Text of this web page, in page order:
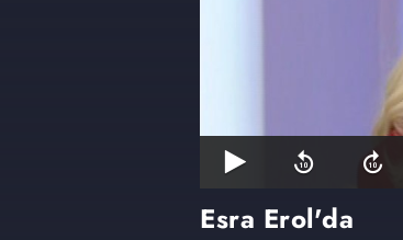
Esra Erol'da